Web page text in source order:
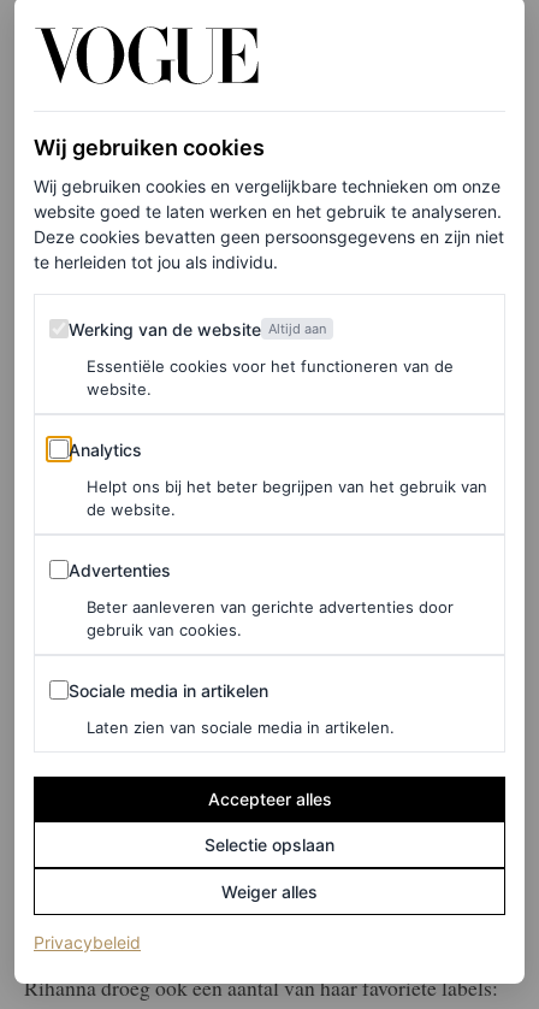
weloverwogen, gedefinieerde lijnen als origami.
De tekst gaat door onder de afbeelding.
©GETTY IMAGES
Rihanna droeg ook een aantal van haar favoriete labels:
Wij gebruiken cookies
Wij gebruiken cookies en vergelijkbare technieken om onze
website goed te laten werken en het gebruik te analyseren.
Deze cookies bevatten geen persoonsgegevens en zijn niet
te herleiden tot jou als individu.
Werking van de website
Werking van de website Altijd aan
Essentiële cookies voor het functioneren van de
website.
Analytics
Analytics
Helpt ons bij het beter begrijpen van het gebruik van
de website.
Advertenties
Advertenties
Beter aanleveren van gerichte advertenties door
gebruik van cookies.
Sociale media in artikelen
Sociale media in artikelen
Laten zien van sociale media in artikelen.
Accepteer alles
Selectie opslaan
Weiger alles
Privacybeleid